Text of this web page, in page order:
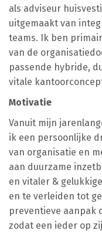
als adviseur
uitgemaakt van
teams. Ik ben
van de
passende hybride,
vitale
Motivatie
Vanuit mijn
ik een persoonlijke
van organisatie en
aan duurzame
en vitaler &
en te verleiden tot
preventieve aanpak
zodat een ieder op